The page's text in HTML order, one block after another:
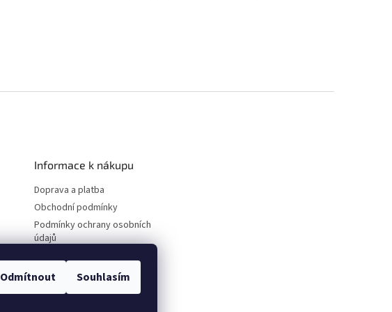
Odmítnout Souhlasím
Informace k nákupu
Doprava a platba
Obchodní podmínky
Podmínky ochrany osobních
údajů